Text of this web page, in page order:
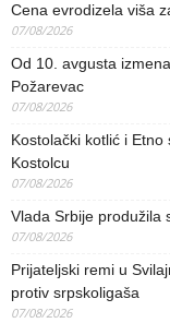
Cena evrodizela viša
07/08/2026
Od 10. avgusta
Požarevac
07/08/2026
Kostolački kotlić i
Kostolcu
07/08/2026
Vlada Srbije produžila
07/08/2026
Prijateljski remi u
protiv srpskoligaša
07/08/2026